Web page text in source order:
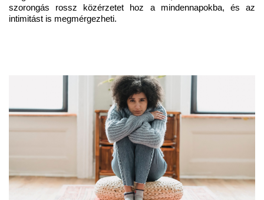
szorongás rossz közérzetet hoz a mindennapokba, és az
intimitást is megmérgezheti.